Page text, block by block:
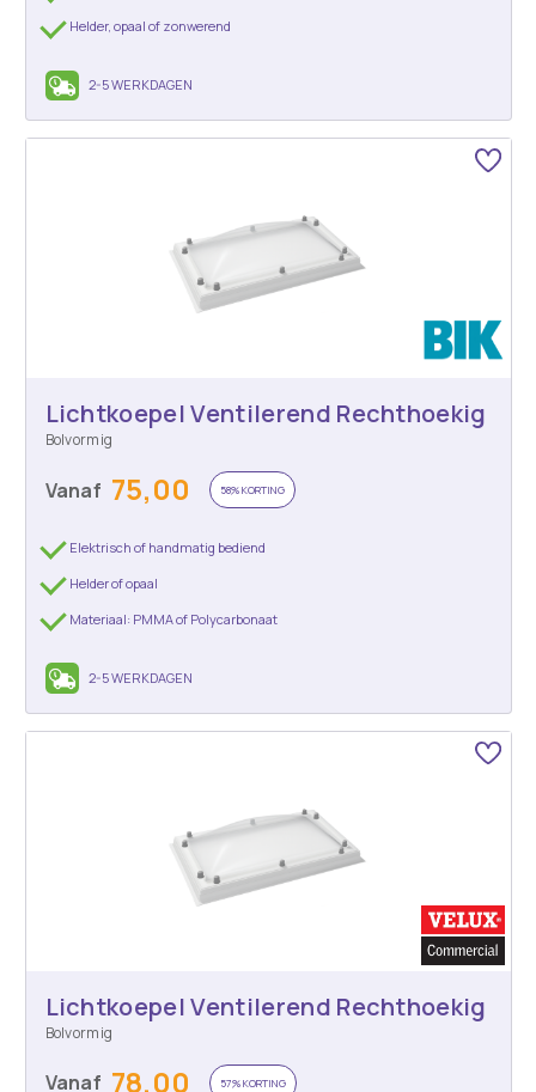
Helder, opaal of zonwerend
2-5 WERKDAGEN
Lichtkoepel Ventilerend Rechthoekig
Bolvormig
Vanaf 75,00 58% KORTING
Elektrisch of handmatig bediend
Helder of opaal
Materiaal: PMMA of Polycarbonaat
2-5 WERKDAGEN
Lichtkoepel Ventilerend Rechthoekig
Bolvormig
Vanaf 78,00 57% KORTING